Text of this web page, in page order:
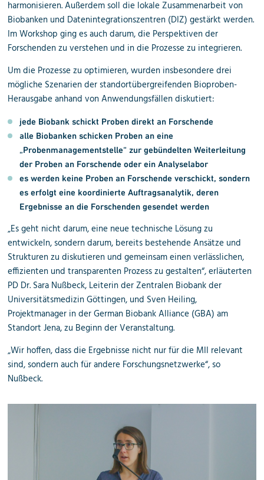
harmonisieren. Außerdem soll die lokale Zusammenarbeit von
Biobanken und Datenintegrationszentren (DIZ) gestärkt werden.
Im Workshop ging es auch darum, die Perspektiven der
Forschenden zu verstehen und in die Prozesse zu integrieren.
Um die Prozesse zu optimieren, wurden insbesondere drei
mögliche Szenarien der standortübergreifenden Bioproben-
Herausgabe anhand von Anwendungsfällen diskutiert:
jede Biobank schickt Proben direkt an Forschende
alle Biobanken schicken Proben an eine
„Probenmanagementstelle“ zur gebündelten Weiterleitung
der Proben an Forschende oder ein Analyselabor
es werden keine Proben an Forschende verschickt, sondern
es erfolgt eine koordinierte Auftragsanalytik, deren
Ergebnisse an die Forschenden gesendet werden
„Es geht nicht darum, eine neue technische Lösung zu
entwickeln, sondern darum, bereits bestehende Ansätze und
Strukturen zu diskutieren und gemeinsam einen verlässlichen,
effizienten und transparenten Prozess zu gestalten“, erläuterten
PD Dr. Sara Nußbeck, Leiterin derZentralen Biobank der
Universitätsmedizin Göttingen, und Sven Heiling,
Projektmanager in der German Biobank Alliance (GBA) am
Standort Jena, zu Beginn der Veranstaltung.
„Wir hoffen, dass die Ergebnisse nicht nur für die MII relevant
sind, sondern auch für andere Forschungsnetzwerke“, so
Nußbeck.